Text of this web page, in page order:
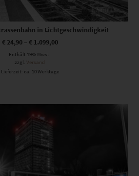
in Lichtgeschwindigkeit
€24,90– €1.099,00
Enthält 19% Mwst.
zzgl. Versand
Lieferzeit: ca. 10 Werktage
Dieses Produkt weist mehrere Varianten auf. Die Optionen können auf der Produktseite gewählt werden